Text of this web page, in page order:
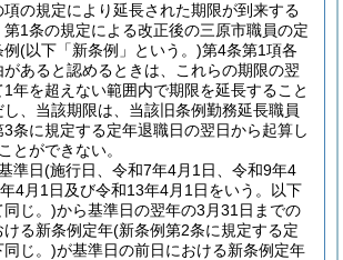
の規定により延長された期限が到来する
1条の規定による改正後の三原市職員の定
(以下「新条例」という。)第4条第1項各
あると認めるときは、これらの期限の翌
1年を超えない範囲内で期限を延長すること
し、当該期限は、当該旧条例勤務延長職員
条に規定する定年退職日の翌日から起算し
とができない。
準日(施行日、令和7年4月1日、令和9年4
4月1日及び令和13年4月1日をいう。以下
同じ。)から基準日の翌年の3月31日までの
る新条例定年(新条例第2条に規定する定
同じ。)が基準日の前日における新条例定年